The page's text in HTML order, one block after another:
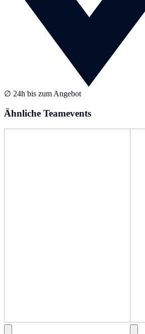
∅ 24h bis zum Angebot
Ähnliche Teamevents